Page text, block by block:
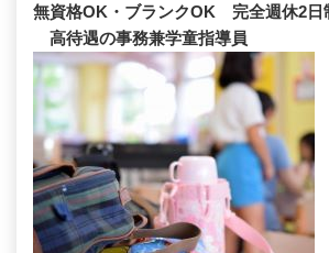
無資格OK・ブランクOK 完全週休2日
高待遇の事務兼学童指導員